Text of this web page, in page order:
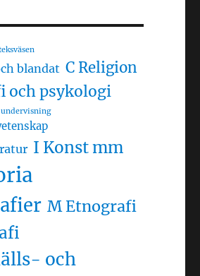
blandat C Religion
och psykologi
undervisning
I Konst mm
M Etnografi
och